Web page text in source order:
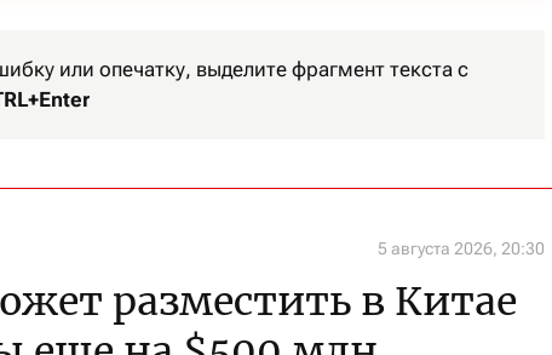
или опечатку, выделите фрагмент текста с
5 августа 2026, 20:30
разместить в Китае